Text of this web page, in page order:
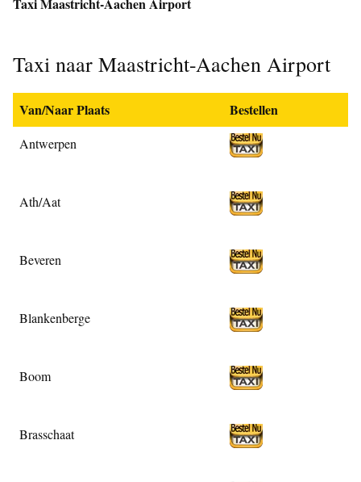
Taxi naar Maastricht-Aachen Airport
Van/Naar Plaats Bestellen
Antwerpen
Ath/Aat
Beveren
Blankenberge
Boom
Brasschaat